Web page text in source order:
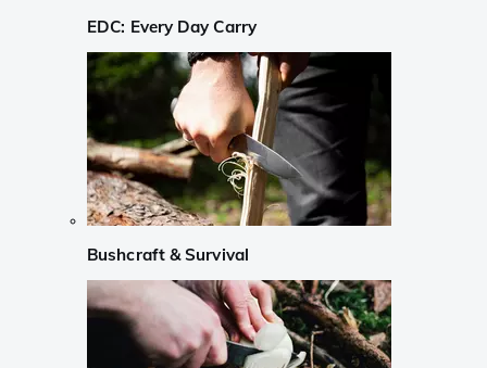
EDC: Every Day Carry
Bushcraft & Survival